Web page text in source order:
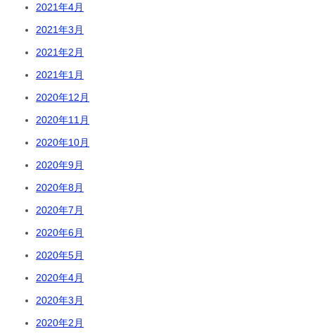
2021年4月
2021年3月
2021年2月
2021年1月
2020年12月
2020年11月
2020年10月
2020年9月
2020年8月
2020年7月
2020年6月
2020年5月
2020年4月
2020年3月
2020年2月